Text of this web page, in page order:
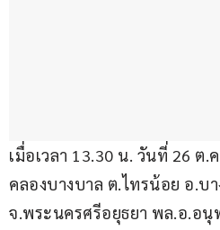
เมื่อเวลา 13.30 น. วันที่ 26
คลองบางบาล ต.ไทรน้อย อ.บ
จ.พระนครศรีอยุธยา พล.อ.อนุ